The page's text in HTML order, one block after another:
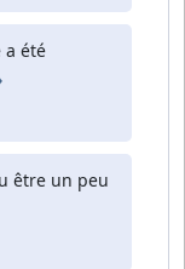
a été
être un peu